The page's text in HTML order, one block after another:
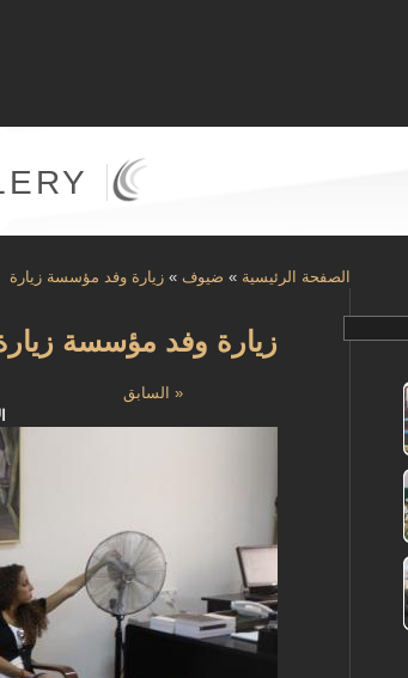
الصفحة الرئيسية » ضيوف » زيارة وفد مؤسسة زيارة
زيارة وفد مؤسسة زيارة
« السابق